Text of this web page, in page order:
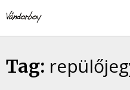
to
content
Tag: